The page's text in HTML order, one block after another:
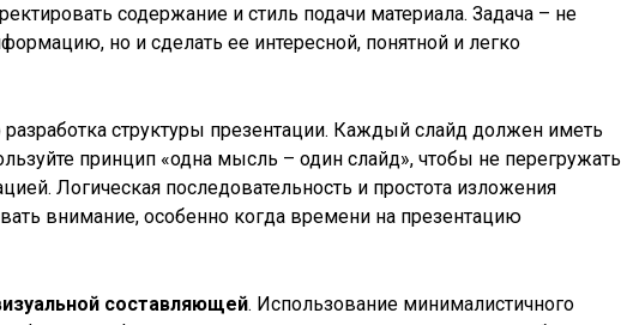
содержание и стиль подачи материала. Задача – не
но и сделать ее интересной, понятной и легко
разработка структуры презентации. Каждый слайд должен иметь
принцип «одна мысль – один слайд», чтобы не перегружать
Логическая последовательность и простота изложения
внимание, особенно когда времени на презентацию
составляющей. Использование минималистичного